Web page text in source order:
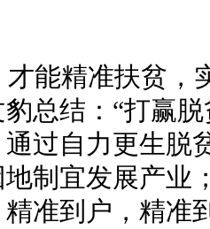
能精准扶贫，
总结：“打赢
过自力更生脱
制宜发展产业
准到户，精准